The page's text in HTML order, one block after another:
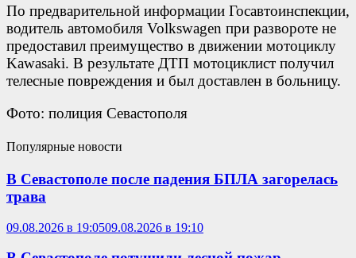
По предварительной информации Госавтоинспекции,
водитель автомобиля Volkswagen при развороте не
предоставил преимущество в движении мотоциклу
Kawasaki. В результате ДТП мотоциклист получил
телесные повреждения и был доставлен в больницу.
Фото: полиция Севастополя
Популярные новости
В Севастополе после падения БПЛА загорелась
трава
09.08.2026 в 19:0509.08.2026 в 19:10